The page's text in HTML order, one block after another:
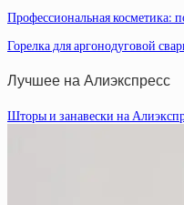
Профессиональная косметика:
Горелка для аргонодуговой
Лучшее на Алиэкспресс
Шторы и занавески на